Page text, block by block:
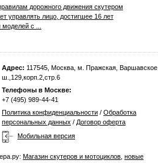
дорожного движения скутером
управлять лицо, достигшее 16 лет
моделей с ...
Адрес: 117545, Москва, м. Пражская, Варшавское
ш.,129,корп.2,стр.6
Телефоны в Москве:
+7 (495) 989-44-41
Политика конфиденциальности / Обработка
персональных данных / Договор оферта
Мобильная версия
Магазин скутеров и мотоциклов новые